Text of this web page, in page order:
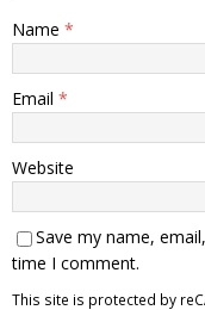
Name *
Email *
Website
Save my name,
time I comment.
This site is protected by